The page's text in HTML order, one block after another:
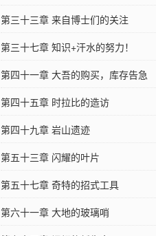
第三十三章 来自博士们的关注
第三十七章 知识+汗水的努力！
第四十一章 大吾的购买，库存告急
第四十五章 时拉比的造访
第四十九章 岩山遗迹
第五十三章 闪耀的叶片
第五十七章 奇特的招式工具
第六十一章 大地的玻璃哨